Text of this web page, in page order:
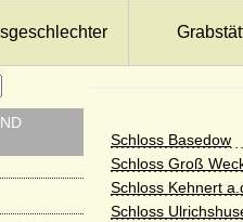
Schloss Basedow
Schloss Groß
Schloss Kehnert
Schloss